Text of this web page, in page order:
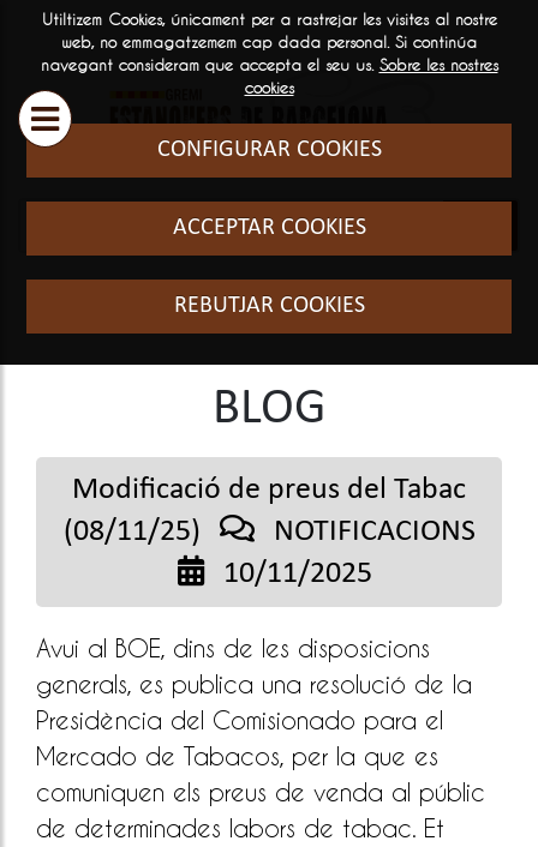
Utiltizem Cookies, únicament per a rastrejar les visites al nostre
web, no emmagatzemem cap dada personal. Si continúa
navegant consideram que accepta el seu us. Sobre les nostres
cookies
CONFIGURAR COOKIES
ACCEPTAR COOKIES
REBUTJAR COOKIES
ESTANQUERS

Historia i filosofia
Qui som
SERVEIS
GENERAL
El sector
BLOG
Modificació de preus del Tabac
(08/11/25)
NOTIFICACIONS
10/11/2025
Avui al BOE, dins de les disposicions
generals, es publica una resolució de la
Presidència del Comisionado para el
Mercado de Tabacos, per la que es
comuniquen els preus de venda al públic
de determinades labors de tabac. Et